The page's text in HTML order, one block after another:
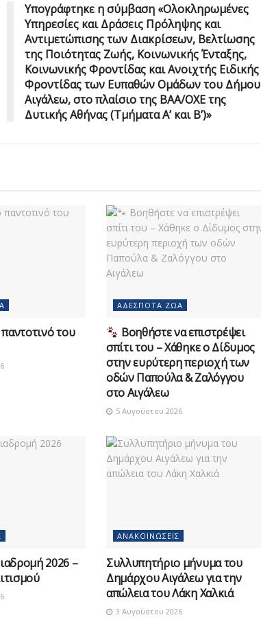
Υπογράφτηκε η σύμβαση «Ολοκληρωμένες
Υπηρεσίες και Δράσεις Πρόληψης και
Αντιμετώπισης των Διακρίσεων, Βελτίωσης
της Ποιότητας Ζωής, Κοινωνικής Ένταξης,
Κοινωνικής Φροντίδας και Ανοιχτής Ειδικής
Φροντίδας των Ευπαθών Ομάδων του Δήμου
Αιγάλεω, στο πλαίσιο της ΒΑΑ/ΟΧΕ της
Δυτικής Αθήνας (Τμήματα Α’ και Β’)»
του
ΑΔΈΣΠΟΤΑ ΖΏΑ
Βοηθήστε να επιστρέψει
σπίτι του – Χάθηκε ο Δίδυμος
στην ευρύτερη περιοχή των
οδών Παπούλα & Ζαλόγγου
στο Αιγάλεω
5 Αυγούστου 2026
2026 –
ΑΝΑΚΟΙΝΏΣΕΙΣ
Συλλυπητήριο μήνυμα του
Δημάρχου Αιγάλεω για την
απώλεια του Λάκη Χαλκιά
3 Αυγούστου 2026